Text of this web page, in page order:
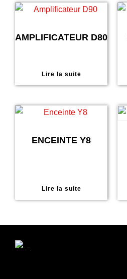
AMPLIFICATEUR D80
Lire la suite
ENCEINTE Y8
Lire la suite